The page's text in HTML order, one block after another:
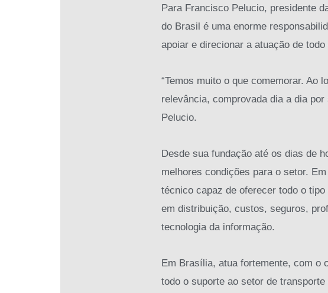
Para Francisco Pelucio, presidente
do Brasil é uma enorme
apoiar e direcionar a atuação de todo
“Temos muito o que comemorar. Ao
relevância, comprovada dia a dia
Pelucio.
Desde sua fundação até os dias de
melhores condições para o setor.
técnico capaz de oferecer todo o
em distribuição, custos, seguros,
tecnologia da informação.
Em Brasília, atua fortemente, com o
todo o suporte ao setor de